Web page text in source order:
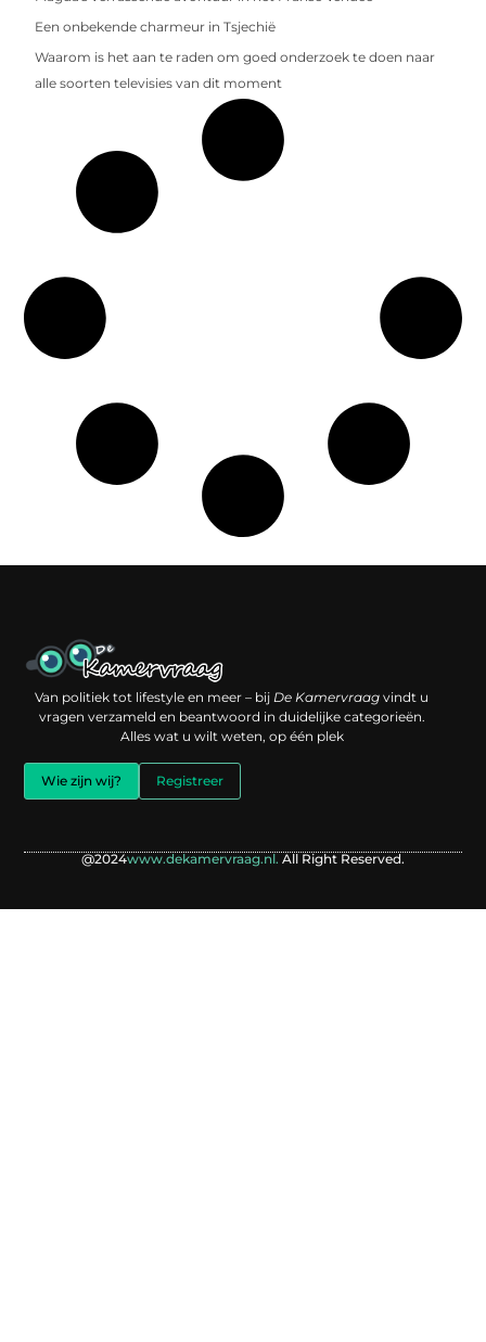
Een onbekende charmeur in Tsjechië
Waarom is het aan te raden om goed onderzoek te doen naar
alle soorten televisies van dit moment
Van politiek tot lifestyle en meer – bijDe Kamervraag vindt u
vragen verzameld en beantwoord in duidelijke categorieën.
Alles wat u wilt weten, op één plek
Wie zijn wij? Registreer
@2024www.dekamervraag.nl. All Right Reserved.